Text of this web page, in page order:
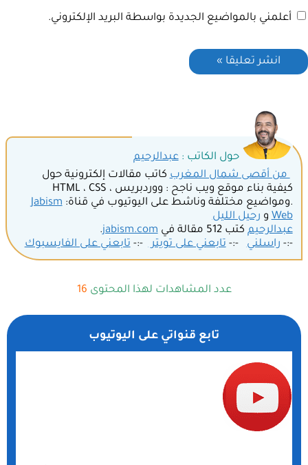
أعلمني بالمواضيع الجديدة بواسطة البريد الإلكتروني.
حول الكاتب :
عبدالرحيم
من أقصى شمال المغربكاتب مقالات إلكترونية حول
كيفية بناء موقع ويب ناجح : ووردبريس ، HTML ، CSS
.ومواضيع مختلفة وناشط على اليوتيوب في قناة:Jabism
Webو رحيل الليل
عبدالرحيم كتب 512 مقالة في jabism.com
.
-:- راسلني-:- تابعني على تويتر-:-تابعني على الفايسبوك
16 عدد المشاهدات لهذا المحتوى
تابع قنواتي على اليوتيوب